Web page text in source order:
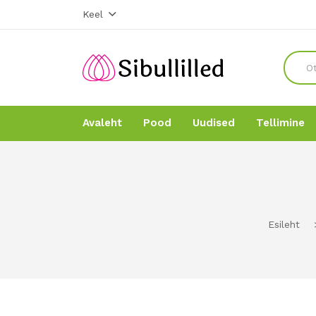
Keel
Avaleht Pood Uudised Tellimine
Esileht